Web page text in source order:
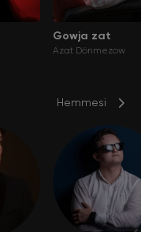
Gowja zat
Azat Dönmezow
Hemmesi